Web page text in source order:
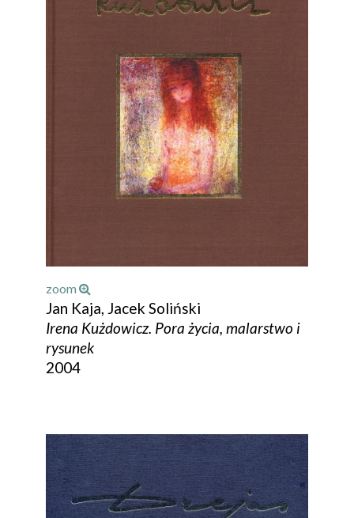
zoom
Jan Kaja, Jacek Soliński
Irena Kużdowicz. Pora życia, malarstwo i
rysunek
2004